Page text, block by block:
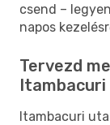
csend –
napos
Tervezd
Itambacuri
Itambacuri